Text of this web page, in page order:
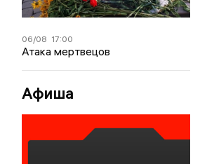
06/08 17:00
Атака мертвецов
Афиша